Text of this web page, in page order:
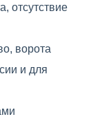
отсутствие
ворота
и для